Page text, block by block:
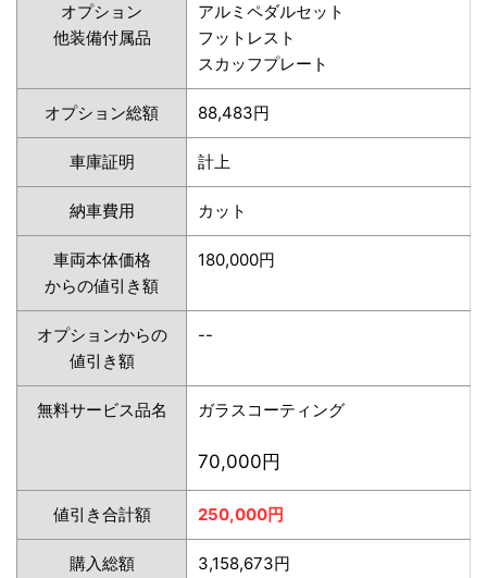
オプション
他装備付属品
アルミペダルセット
フットレスト
スカッフプレート
オプション総額 88,483円
車庫証明 計上
納車費用 カット
車両本体価格
からの値引き額
180,000円
オプションからの
値引き額
--
無料サービス品名 ガラスコーティング
70,000円
値引き合計額 250,000円
購入総額
3,158,673円